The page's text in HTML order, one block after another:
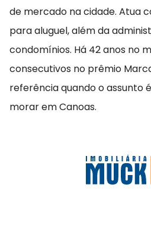
de mercado na cidade. Atua
para aluguel, além da
condomínios. Há 42 anos no
consecutivos no prêmio
referência quando o assunto
morar em Canoas.